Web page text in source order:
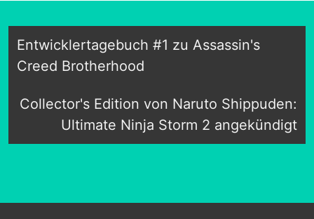
Entwicklertagebuch #1 zu Assassin's
Creed Brotherhood
Collector's Edition von Naruto Shippuden:
Ultimate Ninja Storm 2 angekündigt